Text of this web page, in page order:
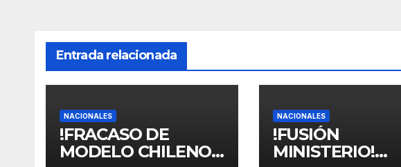
Entrada relacionada
NACIONALES
!FRACASO DE
MODELO CHILENO
NACIONALES
!FUSIÓN
MINISTERIO!